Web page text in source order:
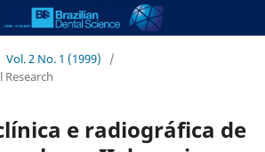
Vol. 2 No. 1 (1999)
/
e radiográfica de